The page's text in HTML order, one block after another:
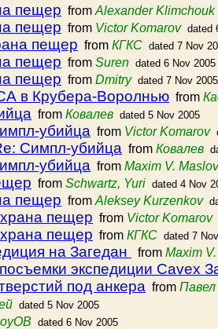
пещер from Alexander Klimchouk
пещер from Victor Komarov dated
пещер from КГКС dated 7 Nov
пещер from Suren dated 6 Nov 2005
пещер from Dmitry dated 7 Nov 2005
в Крубера-Воролнью from
from Ковалев dated 5 Nov 2005
убийца from Victor Komarov
Симпл-убийца from Ковалев
убийца from Maxim V. Maslov
from Schwartz, Yuri dated 4 Nov
пещер from Aleksey Kurzenkov
пещер from Victor Komarov
пещер from КГКС dated 7
на Загедан from Maxim
экспедиции Cavex
под анкера from Павел
dated 5 Nov 2005
dated 6 Nov 2005